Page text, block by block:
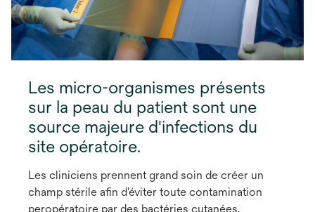
Les micro-organismes présents
sur la peau du patient sont une
source majeure d'infections du
site opératoire.
Les cliniciens prennent grand soin de créer un
champ stérile afin d'éviter toute contamination
peropératoire par des bactéries cutanées.